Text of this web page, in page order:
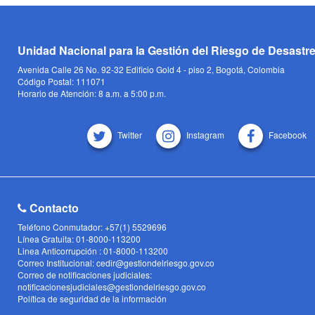
Unidad Nacional para la Gestión del Riesgo de
Avenida Calle 26 No. 92-32 Edificio Gold 4 - piso 2, Bogotá, Colombia
Código Postal: 111071
Horario de Atención: 8 a.m. a 5:00 p.m.
Twitter Instagram Facebook
Contacto
Teléfono Conmutador: +57(1) 5529696
Línea Gratuita: 01-8000-113200
Linea Anticorrupción : 01-8000-113200
Correo Institucional: cedir@gestiondelriesgo.gov.co
Correo de notificaciones judiciales:
notificacionesjudiciales@gestiondelriesgo.gov.co
Política de seguridad de la información